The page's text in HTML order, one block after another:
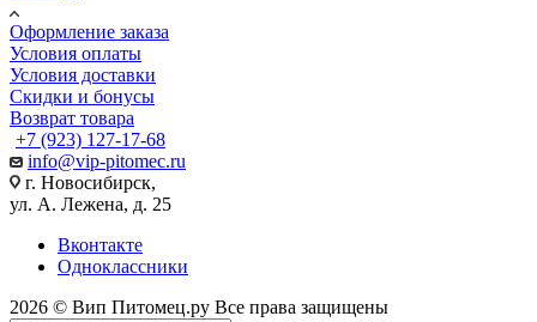
Оформление заказа
Условия оплаты
Условия доставки
Скидки и бонусы
Возврат товара
+7 (923) 127-17-68
info@vip-pitomec.ru
г. Новосибирск,
ул. А. Лежена, д. 25
Вконтакте
Одноклассники
2026 © Вип Питомец.ру Все права защищены